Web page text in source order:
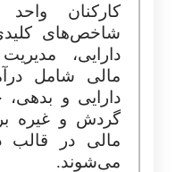
کارکنان
شاخص‌های
دارایی،
مالی شامل
دارایی و
گردش و غیره
مالی در قالب
می‌شوند.